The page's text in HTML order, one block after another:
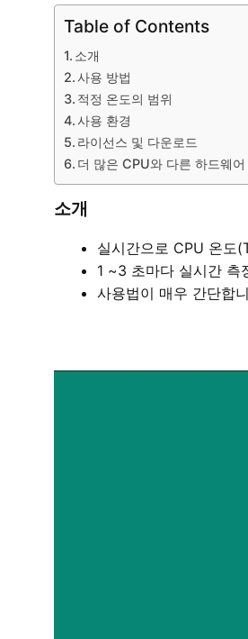
Table of Contents
소개
사용 방법
적정 온도의 범위
사용 환경
라이선스 및 다운로드
더 많은 CPU와 다른 하드웨어
소개
실시간으로 CPU 온도
1 ~3 초마다 실시간 측
사용법이 매우 간단합